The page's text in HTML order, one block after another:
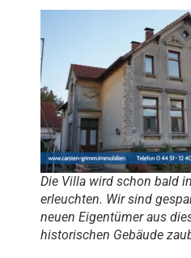
Die Villa wird schon bald
erleuchten. Wir sind
neuen Eigentümer aus
historischen Gebäude